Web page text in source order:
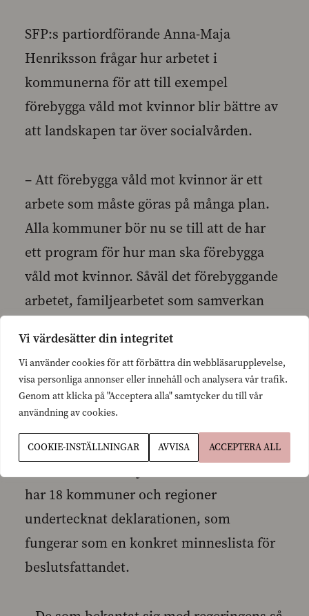
Vi värdesätter din integritet
Vi använder cookies för att förbättra din webbläsarupplevelse,
visa personliga annonser eller innehåll och analysera vår trafik.
Genom att klicka på "Acceptera alla" samtycker du till vår
användning av cookies.
COOKIE-INSTÄLLNINGAR AVVISA ACCEPTERA ALL
SFP:s partiordförande Anna-Maja
Henriksson frågar hur arbetet i
kommunerna för att till exempel
förebygga våld mot kvinnor blir bättre av
att landskapen tar över socialvården.
– Att förebygga våld mot kvinnor är ett
arbete som måste göras på många plan.
Alla kommuner bör nu se till att de har
ett program för hur man ska förebygga
våld mot kvinnor. Såväl det förebyggande
arbetet, familjearbetet som samverkan
ska lyckas, säger Henriksson.
Inför Minna Canth-dagen uppmanar
Henriksson också alla kommuner att
underteckna den europeiska
har 18 kommuner och regioner
undertecknat deklarationen, som
fungerar som en konkret minneslista för
beslutsfattandet.